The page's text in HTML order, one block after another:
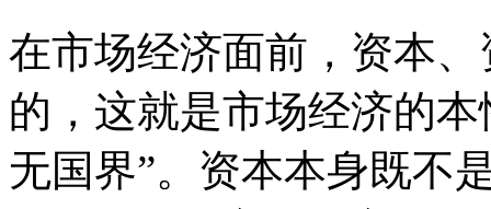
在市场经济面前，资本
的，这就是市场经济的
无国界”。资本本身既不